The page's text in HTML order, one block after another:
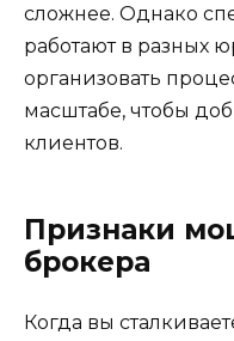
сложнее. Однако
работают в разных
организовать
масштабе, чтобы
клиентов.
Признаки
брокера
Когда вы